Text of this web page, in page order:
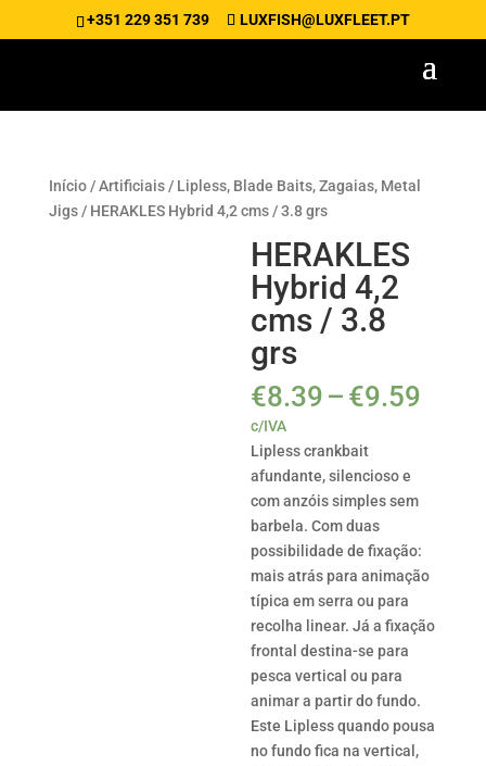
+351 229 351 739 LUXFISH@LUXFLEET.PT
Início/Artificiais/ Lipless, Blade Baits, Zagaias, Metal
Jigs/ HERAKLES Hybrid 4,2 cms / 3.8 grs
HERAKLES
Hybrid 4,2
cms / 3.8
grs
€8.39 – €9.59
c/IVA
Lipless crankbait
afundante, silencioso e
com anzóis simples sem
barbela. Com duas
possibilidade de fixação:
mais atrás para animação
típica em serra ou para
recolha linear. Já a fixação
frontal destina-se para
pesca vertical ou para
animar a partir do fundo.
Este Lipless quando pousa
no fundo fica na vertical,